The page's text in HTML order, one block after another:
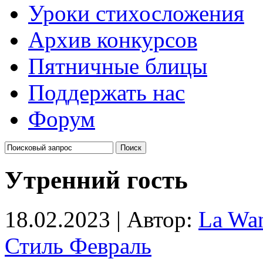
Уроки стихосложения
Архив конкурсов
Пятничные блицы
Поддержать нас
Форум
Утренний гость
18.02.2023 | Автор: La
Стиль Февраль